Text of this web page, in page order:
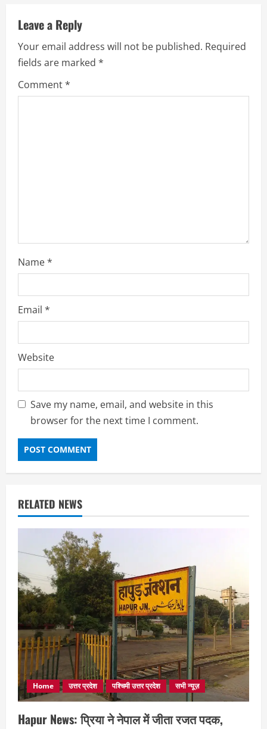
e
R
e
Leave a Reply
Your email address will not be published. Required
fields are marked *
Comment*
Name*
Email *
Website
Save my name, email, and website in this
browser for the next time I comment.
RELATED NEWS
Home उत्तर प्रदेश पश्चिमी उत्तर प्रदेश सभी न्यूज़
Hapur News: प्रिया ने नेपाल में जीता रजत पदक,